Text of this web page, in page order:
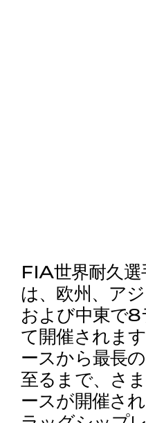
FIA世界耐久選
は、欧州、ア
および中東で8
て開催されま
ースから最長
至るまで、さ
ースが開催さ